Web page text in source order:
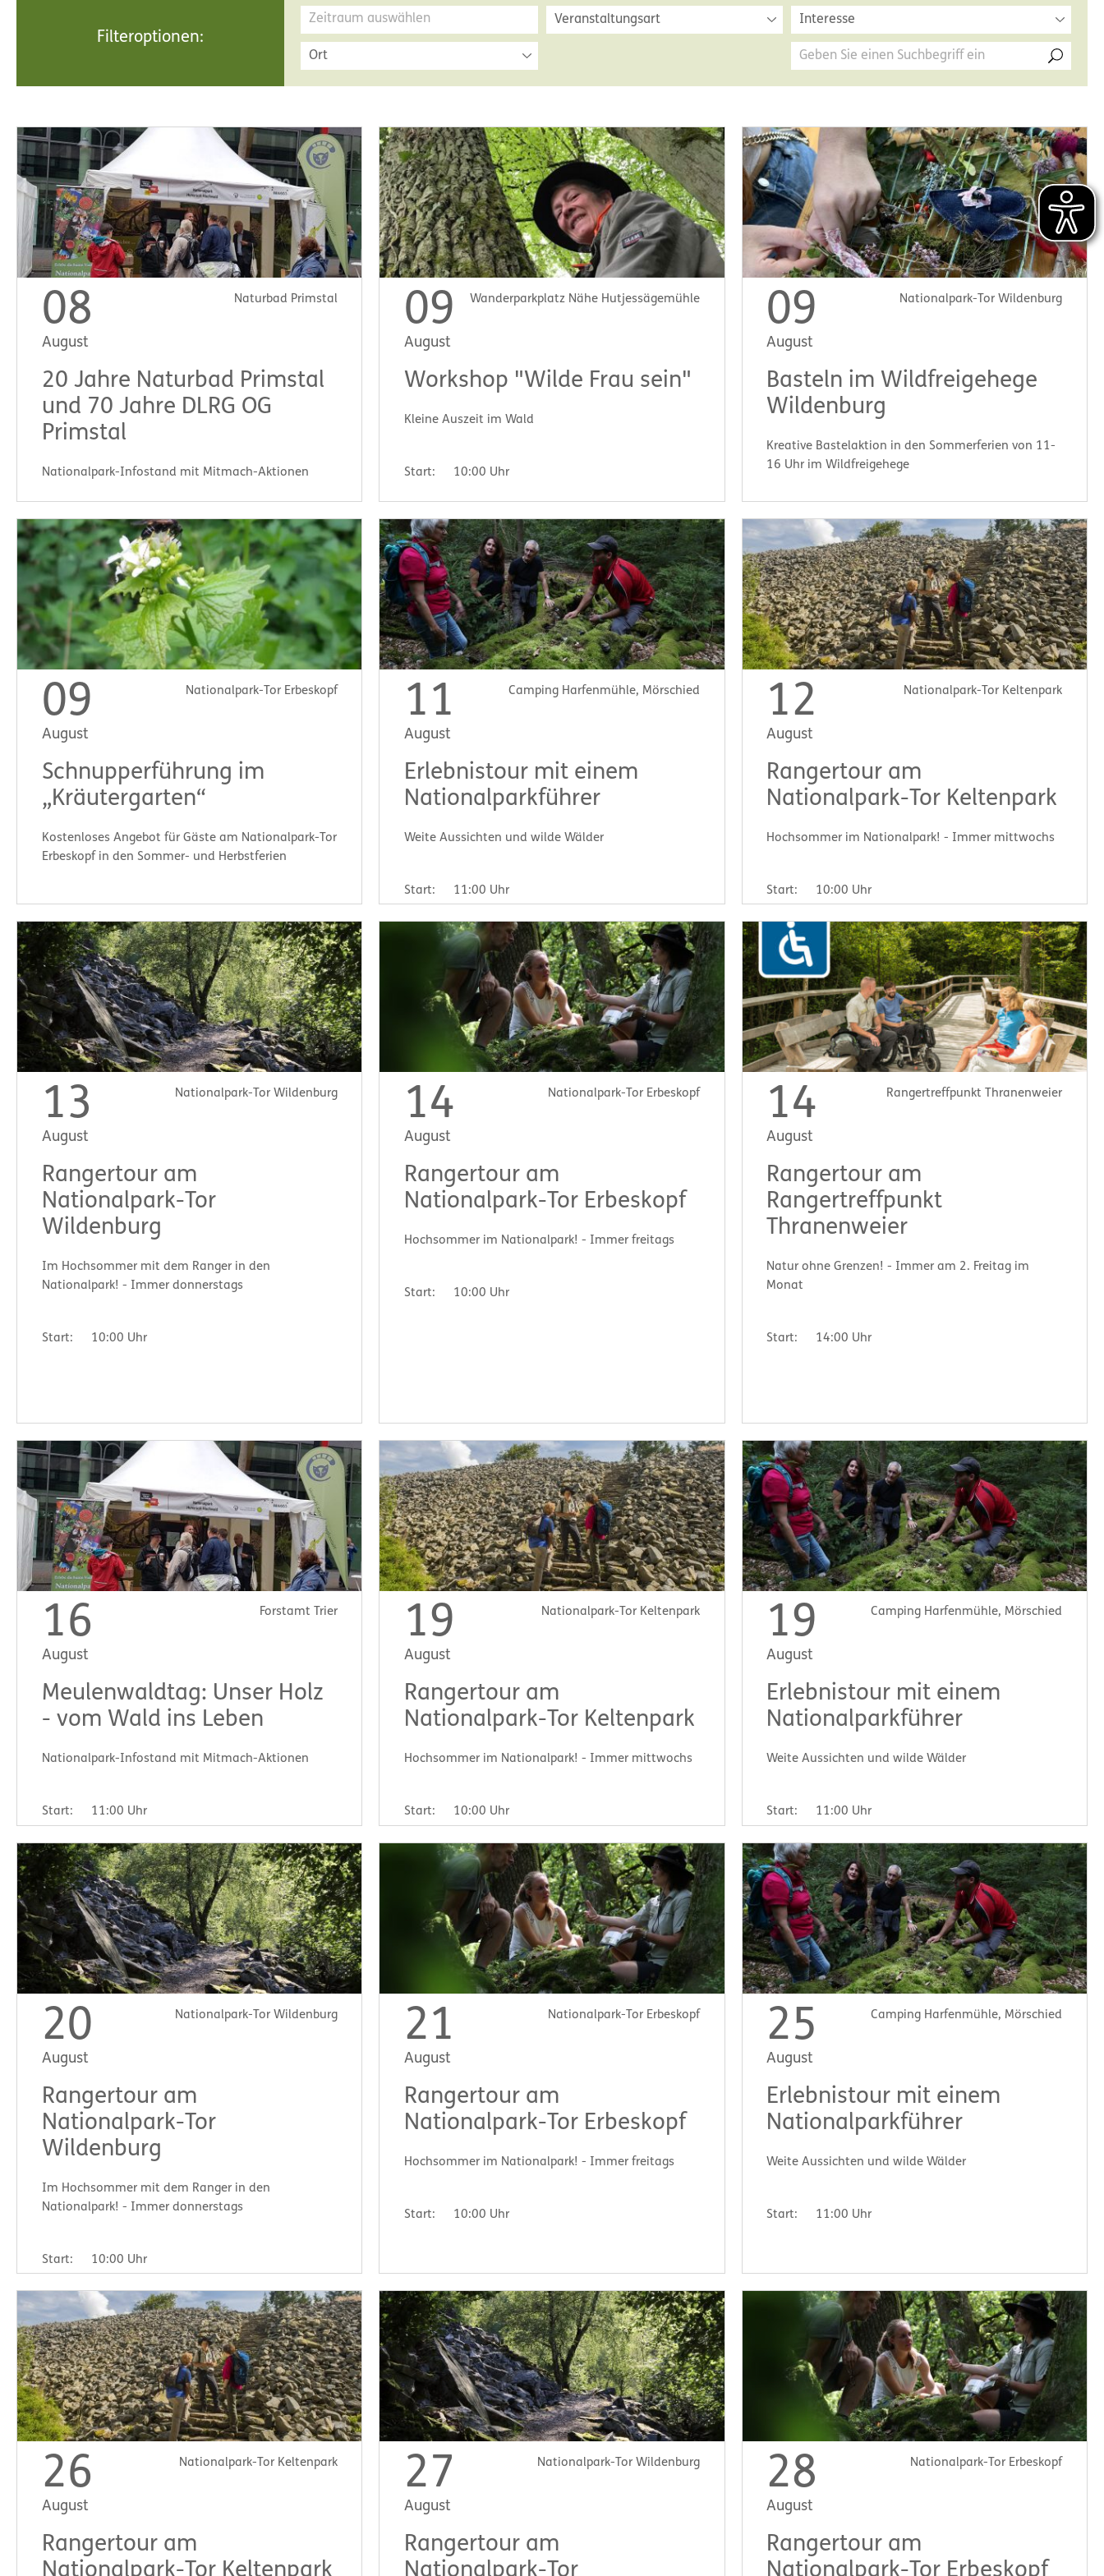
Filteroptionen:
Veranstaltungsart Interesse
Ort
08
August
Naturbad Primstal
20 Jahre Naturbad Primstal
und 70 Jahre DLRG OG
Primstal
Nationalpark-Infostand mit Mitmach-Aktionen
Start: 11:00 Uhr
09
August
Wanderparkplatz Nähe Hutjessägemühle
Workshop "Wilde Frau sein"
Kleine Auszeit im Wald
Start: 10:00 Uhr
09
August
Nationalpark-Tor Wildenburg
Basteln im Wildfreigehege
Wildenburg
Kreative Bastelaktion in den Sommerferien von 11-
16 Uhr im Wildfreigehege
Start: 11:00 Uhr
09
August
Nationalpark-Tor Erbeskopf
Schnupperführung im
„Kräutergarten“
Kostenloses Angebot für Gäste am Nationalpark-Tor
Erbeskopf in den Sommer- und Herbstferien
11
August
Camping Harfenmühle, Mörschied
Erlebnistour mit einem
Nationalparkführer
Weite Aussichten und wilde Wälder
Start: 11:00 Uhr
12
August
Nationalpark-Tor Keltenpark
Rangertour am
Nationalpark-Tor Keltenpark
Hochsommer im Nationalpark! - Immer mittwochs
Start: 10:00 Uhr
13
August
Nationalpark-Tor Wildenburg
Rangertour am
Nationalpark-Tor
Wildenburg
Im Hochsommer mit dem Ranger in den
Nationalpark! - Immer donnerstags
Start: 10:00 Uhr
14
August
Nationalpark-Tor Erbeskopf
Rangertour am
Nationalpark-Tor Erbeskopf
Hochsommer im Nationalpark! - Immer freitags
Start: 10:00 Uhr
14
August
Rangertreffpunkt Thranenweier
Rangertour am
Rangertreffpunkt
Thranenweier
Natur ohne Grenzen! - Immer am 2. Freitag im
Monat
Start: 14:00 Uhr
16
August
Forstamt Trier
Meulenwaldtag: Unser Holz
- vom Wald ins Leben
Nationalpark-Infostand mit Mitmach-Aktionen
Start: 11:00 Uhr
19
August
Nationalpark-Tor Keltenpark
Rangertour am
Nationalpark-Tor Keltenpark
Hochsommer im Nationalpark! - Immer mittwochs
Start: 10:00 Uhr
19
August
Camping Harfenmühle, Mörschied
Erlebnistour mit einem
Nationalparkführer
Weite Aussichten und wilde Wälder
Start: 11:00 Uhr
20
August
Nationalpark-Tor Wildenburg
Rangertour am
Nationalpark-Tor
Wildenburg
Im Hochsommer mit dem Ranger in den
Nationalpark! - Immer donnerstags
Start: 10:00 Uhr
21
August
Nationalpark-Tor Erbeskopf
Rangertour am
Nationalpark-Tor Erbeskopf
Hochsommer im Nationalpark! - Immer freitags
Start: 10:00 Uhr
25
August
Camping Harfenmühle, Mörschied
Erlebnistour mit einem
Nationalparkführer
Weite Aussichten und wilde Wälder
Start: 11:00 Uhr
26
August
Nationalpark-Tor Keltenpark
Rangertour am
Nationalpark-Tor Keltenpark
27
August
Nationalpark-Tor Wildenburg
Rangertour am
Nationalpark-Tor
28
August
Nationalpark-Tor Erbeskopf
Rangertour am
Nationalpark-Tor Erbeskopf